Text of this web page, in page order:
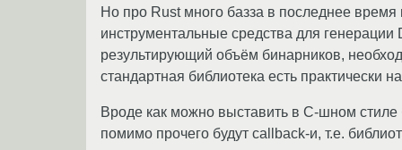
Но про Rust много базза в последнее время
инструментальные средства для
результирующий объём бинарников,
стандартная библиотека есть практически
Вроде как можно выставить в С-шном стиле
помимо прочего будут callback-и, т.е.